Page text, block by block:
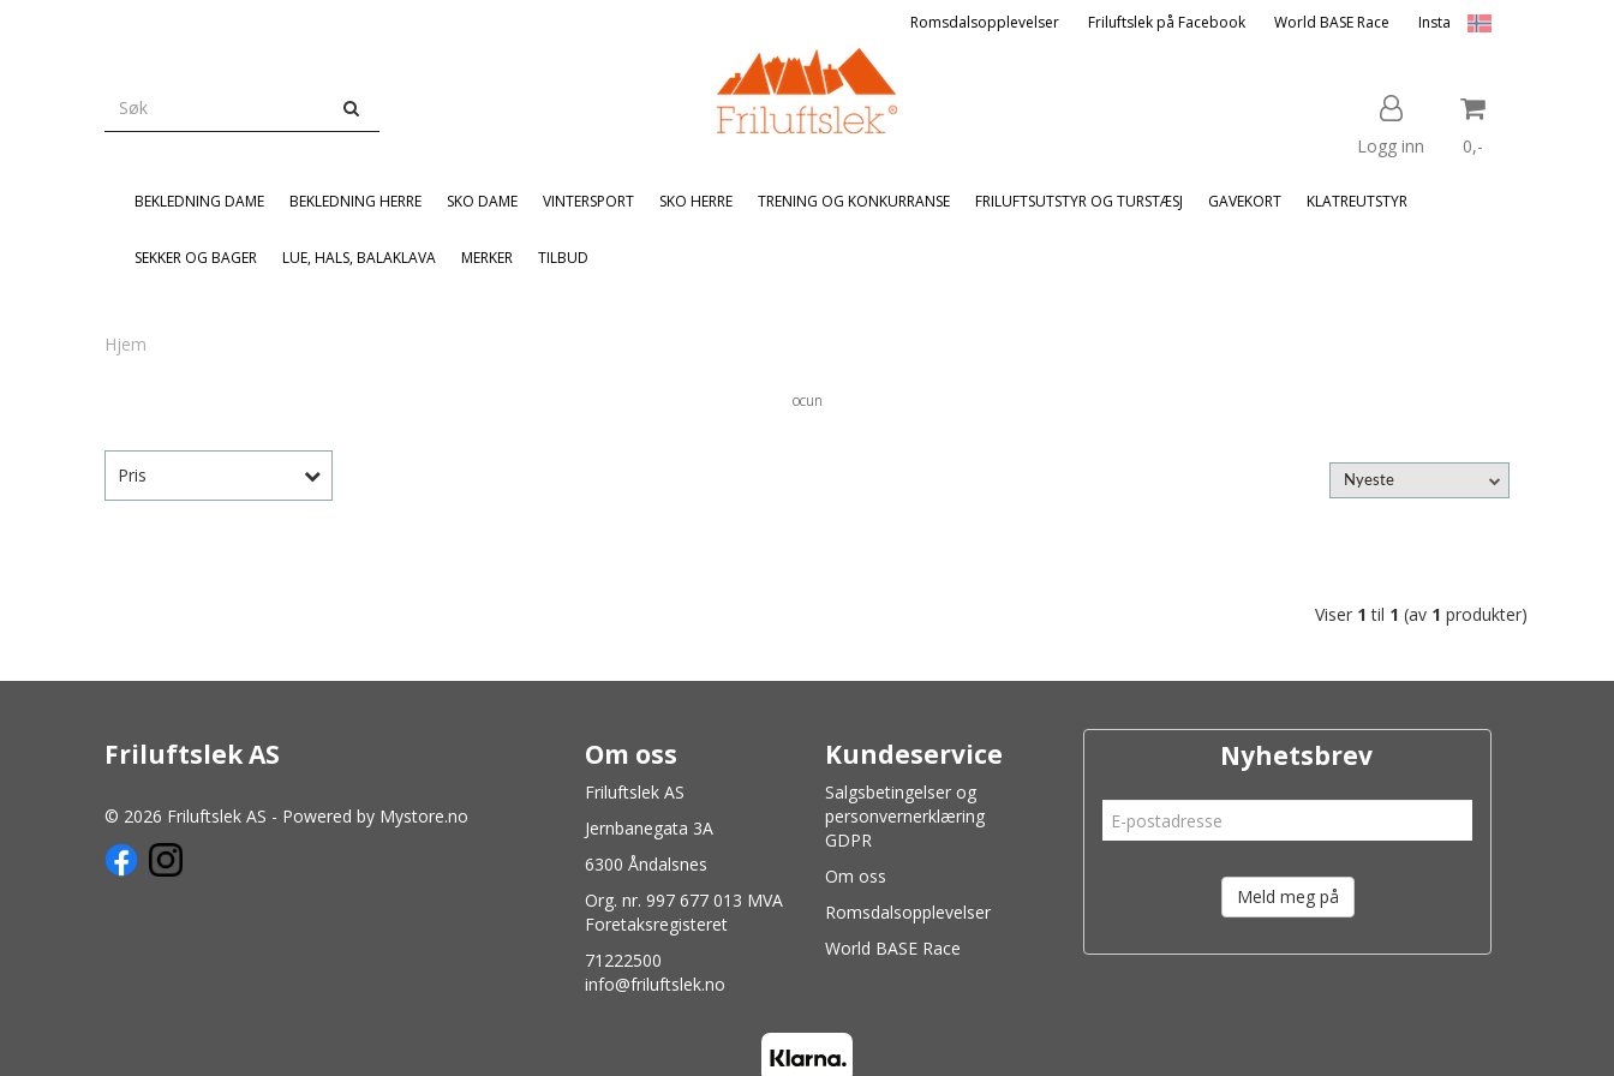
Romsdalsopplevelser Friluftslek på Facebook World BASE Race Insta
Logg inn 0,-
BEKLEDNING DAME BEKLEDNING HERRE SKO DAME VINTERSPORT SKO HERRE TRENING OG KONKURRANSE FRILUFTSUTSTYR OG TURSTÆSJ GAVEKORT KLATREUTSTYR
SEKKER OG BAGER LUE, HALS, BALAKLAVA MERKER TILBUD
Hjem
ocun
Pris Nyeste
Viser 1 til 1 (av 1 produkter)
Friluftslek AS
© 2026 Friluftslek AS - Powered by Mystore.no
Om oss
Friluftslek AS
Jernbanegata 3A
6300 Åndalsnes
Org. nr. 997 677 013 MVA
Foretaksregisteret
71222500
info@friluftslek.no
Kundeservice
Salgsbetingelser og
personvernerklæring
GDPR
Om oss
Romsdalsopplevelser
World BASE Race
Nyhetsbrev
Meld meg på